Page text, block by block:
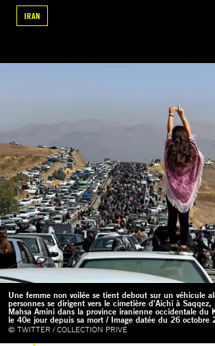
IRAN
Une femme non voilée se tient debout sur un véhicule
personnes se dirigent vers le cimetière d'Aichi à
Mahsa Amini dans la province iranienne occidentale du
le 40e jour depuis sa mort / Image datée du 26 octobre
© TWITTER / COLLECTION PRIVÉ